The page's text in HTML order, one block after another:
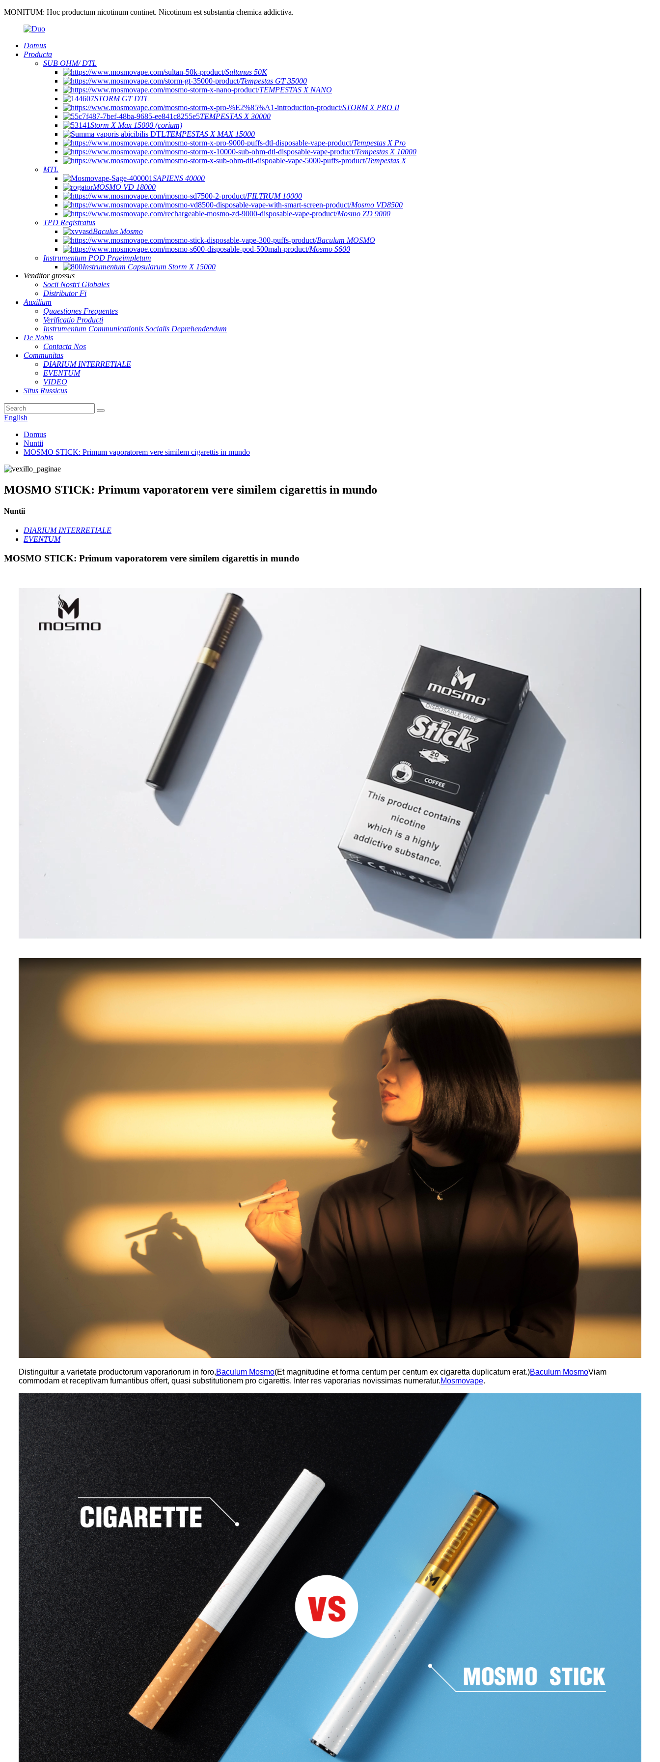
MONITUM: Hoc productum nicotinum continet. Nicotinum est substantia chemica addictiva.
Domus
Producta
SUB OHM/ DTL
Sultanus 50K
Tempestas GT 35000
TEMPESTAS X NANO
STORM GT DTL
STORM X PRO II
TEMPESTAS X 30000
Storm X Max 15000 (corium)
TEMPESTAS X MAX 15000
Tempestas X Pro
Tempestas X 10000
Tempestas X
MTL
SAPIENS 40000
MOSMO VD 18000
FILTRUM 10000
Mosmo VD8500
Mosmo ZD 9000
TPD Registratus
Baculus Mosmo
Baculum MOSMO
Mosmo S600
Instrumentum POD Praeimpletum
Instrumentum Capsularum Storm X 15000
Venditor grossus
Socii Nostri Globales
Distributor Fi
Auxilium
Quaestiones Frequentes
Verificatio Producti
Instrumentum Communicationis Socialis Deprehendendum
De Nobis
Contacta Nos
Communitas
DIARIUM INTERRETIALE
EVENTUM
VIDEO
Situs Russicus
English
Domus
Nuntii
MOSMO STICK: Primum vaporatorem vere similem cigarettis in mundo
MOSMO STICK: Primum vaporatorem vere similem cigarettis in mundo
Nuntii
DIARIUM INTERRETIALE
EVENTUM
MOSMO STICK: Primum vaporatorem vere similem cigarettis in mundo
Distinguitur a varietate productorum vaporariorum in foro,Baculum Mosmo(Et magnitudine et forma centum per centum ex cigaretta duplicatum erat.)Baculum MosmoViam
commodam et receptivam fumantibus offert, quasi substitutionem pro cigarettis. Inter res vaporarias novissimas numeratur.Mosmovape.